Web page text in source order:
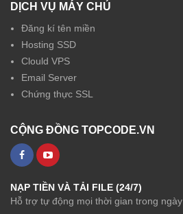
DỊCH VỤ MÁY CHỦ
Đăng kí tên miền
Hosting SSD
Clould VPS
Email Server
Chứng thực SSL
CỘNG ĐỒNG TOPCODE.VN
NẠP TIỀN VÀ TẢI FILE (24/7)
Hỗ trợ tự động mọi thời gian trong ngày